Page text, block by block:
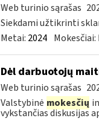
Web turinio sąrašas
Siekdami užtikrinti
Metai: 2024 Mokesčiai:
Dėl darbuotojų
Web turinio sąrašas
Valstybinė mokesčių
vykstančias diskusijas